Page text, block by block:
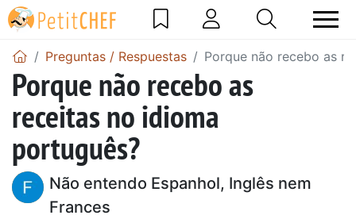
Preguntas / Respuestas Porque não recebo as
Porque não recebo as
receitas no idioma
português?
Não entendo Espanhol, Inglês nem
Frances